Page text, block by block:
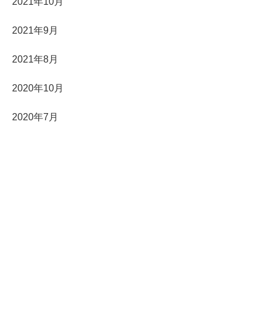
2021年9月
2021年8月
2020年10月
2020年7月